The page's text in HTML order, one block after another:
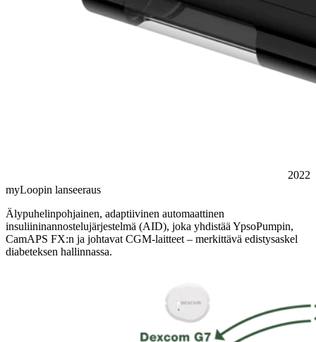
2022
myLoopin lanseeraus
Älypuhelinpohjainen, adaptiivinen automaattinen
insuliininannostelujärjestelmä (AID), joka yhdistää YpsoPumpin,
CamAPS FX:n ja johtavat CGM-laitteet – merkittävä edistysaskel
diabeteksen hallinnassa.